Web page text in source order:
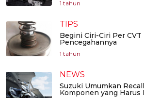
1 tahun
TIPS
Begini Ciri-Ciri Per CVT
Pencegahannya
1 tahun
NEWS
Suzuki Umumkan
Komponen yang Harus